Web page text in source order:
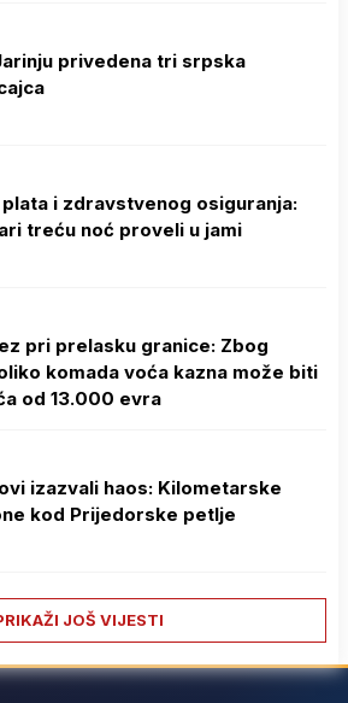
privedena tri srpska
plata i zdravstvenog osiguranja:
treću noć proveli u jami
pri prelasku granice: Zbog
komada voća kazna može biti
od 13.000 evra
izazvali haos: Kilometarske
kod Prijedorske petlje
JOŠ VIJESTI